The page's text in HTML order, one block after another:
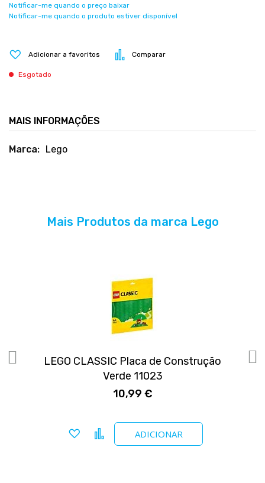
Notificar-me quando o preço baixar
Notificar-me quando o produto estiver disponível
Adicionar a favoritos Comparar
Esgotado
MAIS INFORMAÇÕES
Mais
Lego
Mais Produtos da marca Lego
LEGO CLASSIC Placa de Construção
Verde 11023
10,99 €
ADICIONAR
Adicionar a favoritos
Comparar